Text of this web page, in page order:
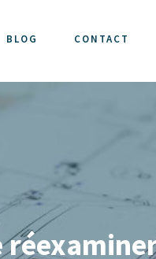
BLOG CONTACT